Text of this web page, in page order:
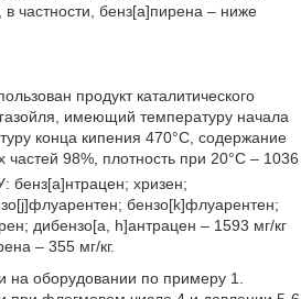
в частности, бенз[а]пирена – ниже
продукт каталитического
имеющий температуру начала
конца кипения 470°С, содержание
частей 98%, плотность при 20°С – 1036
бенз[а]нтрацен; хризен;
бензо[k]флуарентен;
дибензо[a, h]антрацен – 1593 мг/кг
– 355 мг/кг.
на оборудовании по примеру 1.